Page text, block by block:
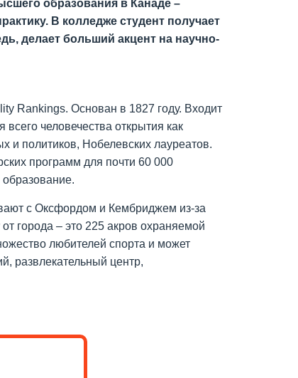
образования в Канаде –
В колледже студент получает
делает больший акцент на научно-
Rankings. Основан в 1827 году. Входит
человечества открытия как
и политиков, Нобелевских лауреатов.
программ для почти 60 000
с Оксфордом и Кембриджем из-за
города – это 225 акров охраняемой
любителей спорта и может
развлекательный центр,